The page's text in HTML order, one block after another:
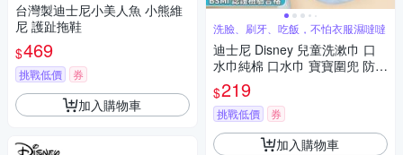
台灣製迪士尼小美人魚 小熊維
尼 護趾拖鞋
$469
挑戰低價 券
加入購物車
洗臉、刷牙、吃飯，不怕衣服濕噠噠
迪士尼 Disney 兒童洗漱巾 口
水巾純棉 口水巾 寶寶圍兜 防濕
吸水 米奇 米妮 艾莎 維尼 吸水
巾
$219
挑戰低價 券
加入購物車